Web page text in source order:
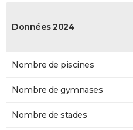
Données 2024
Nombre de piscines
Nombre de gymnases
Nombre de stades